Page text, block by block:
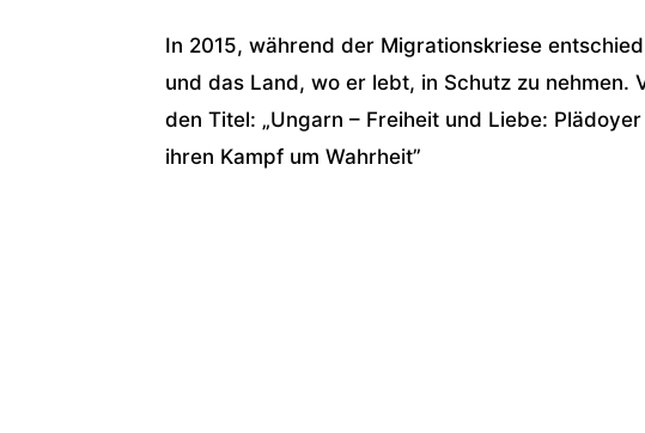
In 2015, während der Migrationskriese
und das Land, wo er lebt, in Schutz zu nehmen.
den Titel: „Ungarn – Freiheit und Liebe:
ihren Kampf um Wahrheit”